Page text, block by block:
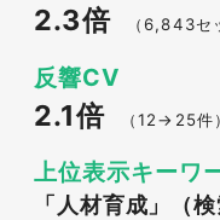
2.3倍 （6,843セ
反響CV
2.1倍 （12→25件
上位表示キーワ
「人材育成」（